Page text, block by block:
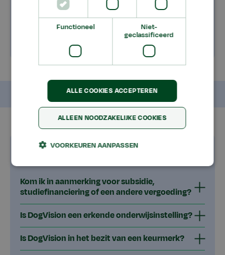
Vervolgcursus
Veelgestelde vragen
Kom ik in aanmerking voor subsidie,
studiefinanciering of een andere vergoeding?
Is DogVision een erkende onderwijsinstelling?
Is DogVision in het bezit van een keurmerk?
Functioneel
Niet-
geclassificeerd
ALLE COOKIES ACCEPTEREN
ALLEEN NOODZAKELIJKE COOKIES
VOORKEUREN AANPASSEN